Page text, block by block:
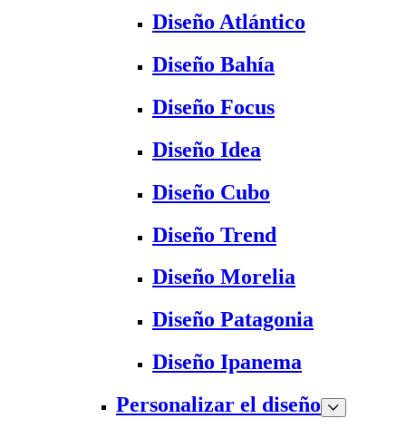
Diseño Atlántico
Diseño Bahía
Diseño Focus
Diseño Idea
Diseño Cubo
Diseño Trend
Diseño Morelia
Diseño Patagonia
Diseño Ipanema
Personalizar el diseño